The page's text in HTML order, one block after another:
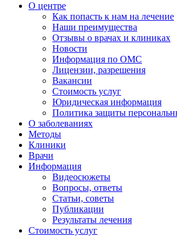
О центре
Как попасть к нам на лечение
Наши преимущества
Отзывы о врачах и клиниках
Новости
Информация по ОМС
Лицензии, разрешения
Вакансии
Стоимость услуг
Юридическая информация
Политика защиты
О заболеваниях
Методы
Клиники
Врачи
Информация
Видеосюжеты
Вопросы, ответы
Статьи, советы
Публикации
Результаты лечения
Стоимость услуг